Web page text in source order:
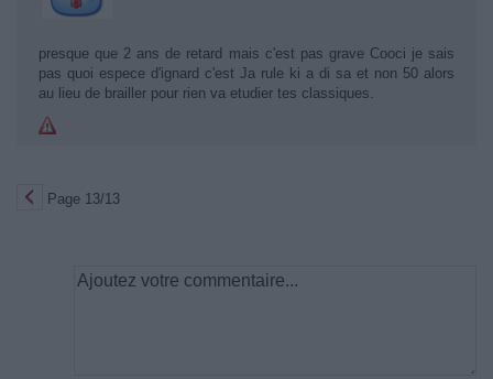
presque que 2 ans de retard mais c'est pas grave Cooci je sais
pas quoi espece d'ignard c'est Ja rule ki a di sa et non 50 alors
au lieu de brailler pour rien va etudier tes classiques.
Page 13/13